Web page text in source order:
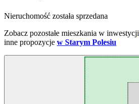
Nieruchomość została sprzedana
Zobacz pozostałe mieszkania w inwestycji
inne propozycje w Starym Polesiu